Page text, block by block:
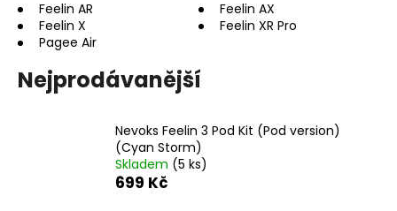
Feelin AR
Feelin AX
Feelin X
Feelin XR Pro
Pagee Air
Nejprodávanější
Nevoks Feelin 3 Pod Kit (Pod version)
(Cyan Storm)
Skladem (5 ks)
699 Kč
HLEDAT